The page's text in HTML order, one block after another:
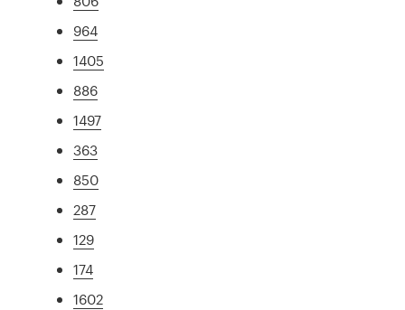
964
1405
886
1497
363
850
287
129
174
1602